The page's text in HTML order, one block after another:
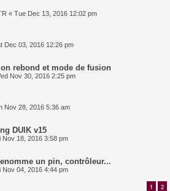
« Tue Dec 13, 2016 12:02 pm
Dec 03, 2016 12:26 pm
rebond et mode de fusion
Nov 30, 2016 2:25 pm
Nov 28, 2016 5:36 am
DUIK v15
Nov 18, 2016 3:58 pm
un pin, contrôleur...
Nov 04, 2016 4:44 pm
1 2